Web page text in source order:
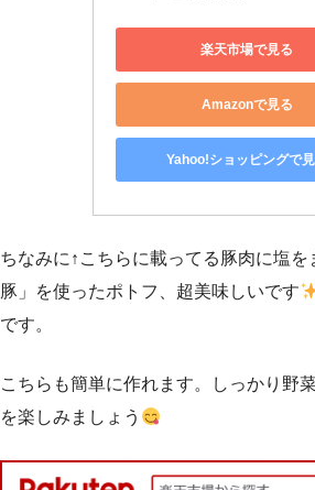
楽天市場で見る
Amazonで見る
Yahoo!ショッピングで
ちなみに↑こちらに載ってる豚肉に塩
豚」を使ったポトフ、超美味しいです
です。
こちらも簡単に作れます。しっかり野
を楽しみましょう